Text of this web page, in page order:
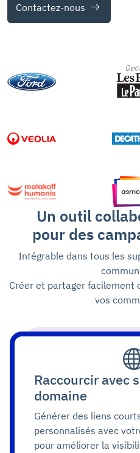
Contactez-nous
Un outil
pour des
Intégrable dans tous les
Créer et partager facilement
vos
Raccourcir avec
domaine
Générer des liens
personnalisés avec
pour améliorer la